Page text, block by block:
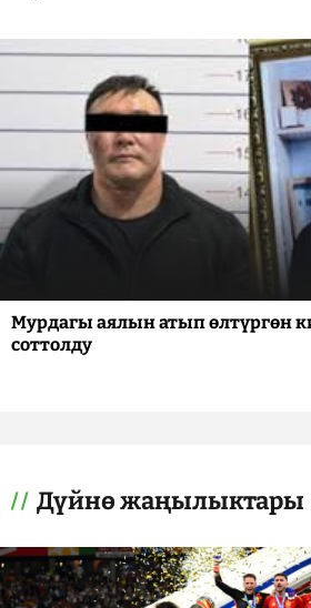
Мурдагы аялын атып өлтүргөн
соттолду
Дүйнө жаңылыктары